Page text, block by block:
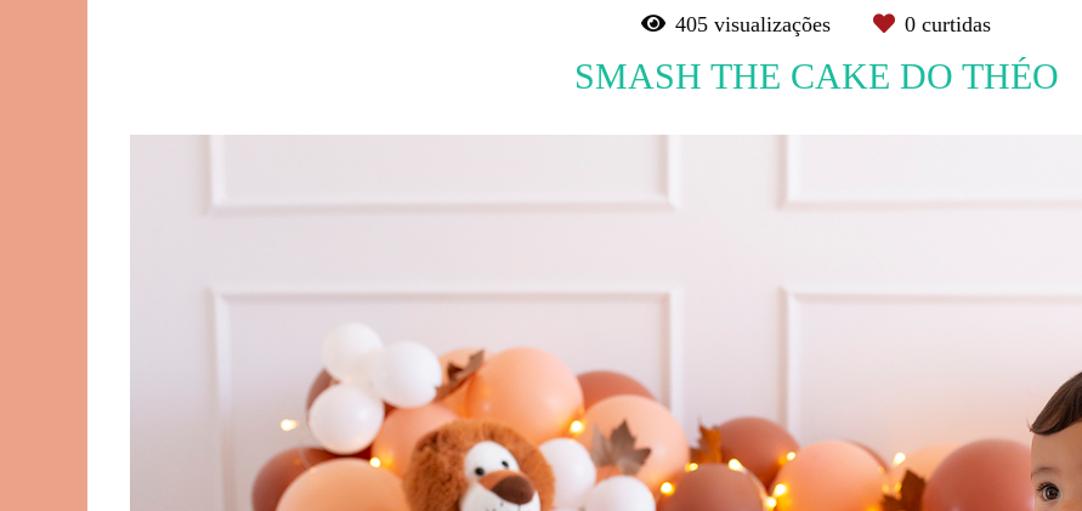
405 visualizações 0 curtidas
SMASH THE CAKE DO THÉO